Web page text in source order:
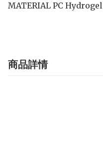
MATERIAL PC Hydrogel
商品詳情